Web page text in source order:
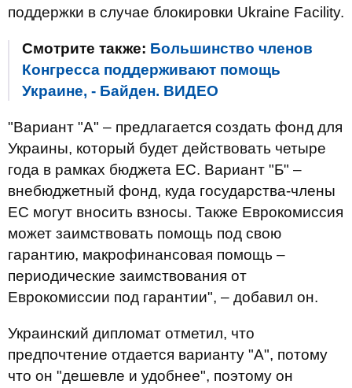
поддержки в случае блокировки Ukraine Facility.
Смотрите также: Большинство членов
Конгресса поддерживают помощь
Украине, - Байден. ВИДЕО
"Вариант "А" – предлагается создать фонд для
Украины, который будет действовать четыре
года в рамках бюджета ЕС. Вариант "Б" –
внебюджетный фонд, куда государства-члены
ЕС могут вносить взносы. Также Еврокомиссия
может заимствовать помощь под свою
гарантию, макрофинансовая помощь –
периодические заимствования от
Еврокомиссии под гарантии", – добавил он.
Украинский дипломат отметил, что
предпочтение отдается варианту "А", потому
что он "дешевле и удобнее", поэтому он